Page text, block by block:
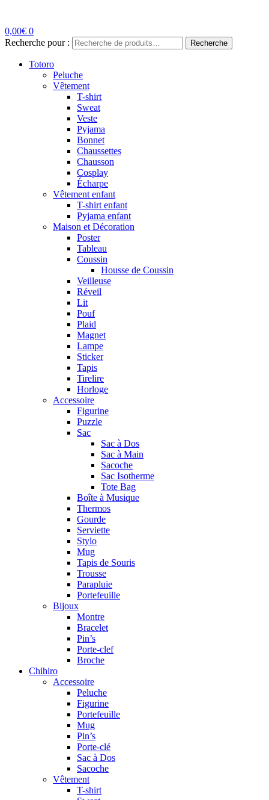
0,00€ 0
Recherche pour :
Recherche
Totoro
Peluche
Vêtement
T-shirt
Sweat
Veste
Pyjama
Bonnet
Chaussettes
Chausson
Cosplay
Écharpe
Vêtement enfant
T-shirt enfant
Pyjama enfant
Maison et Décoration
Poster
Tableau
Coussin
Housse de Coussin
Veilleuse
Réveil
Lit
Pouf
Plaid
Magnet
Lampe
Sticker
Tapis
Tirelire
Horloge
Accessoire
Figurine
Puzzle
Sac
Sac à Dos
Sac à Main
Sacoche
Sac Isotherme
Tote Bag
Boîte à Musique
Thermos
Gourde
Serviette
Stylo
Mug
Tapis de Souris
Trousse
Parapluie
Portefeuille
Bijoux
Montre
Bracelet
Pin’s
Porte-clef
Broche
Chihiro
Accessoire
Peluche
Figurine
Portefeuille
Mug
Pin’s
Porte-clé
Sac à Dos
Sacoche
Vêtement
T-shirt